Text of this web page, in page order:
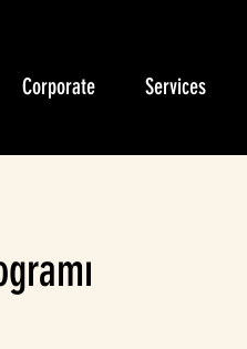
Corporate Services